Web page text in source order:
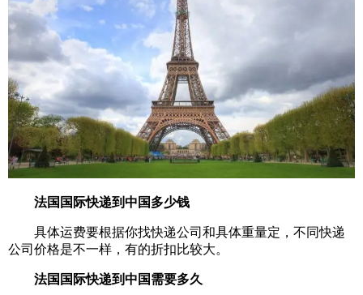
法国国际快递到中国多少钱
具体运费要根据你找快递公司和具体重量定，不同快递
公司价格是不一样，有的折扣比较大。
法国国际快递到中国需要多久